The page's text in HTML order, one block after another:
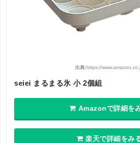
出典:https://
seiei まるまる氷 小 2個組
Amazonで詳細を
楽天で詳細をみ